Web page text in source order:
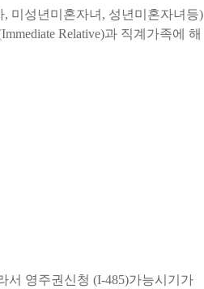
미성년미혼자녀, 성년미혼자녀등)
Relative)과 직계가족에 해
서 영주권신청 (I-485)가능시기가